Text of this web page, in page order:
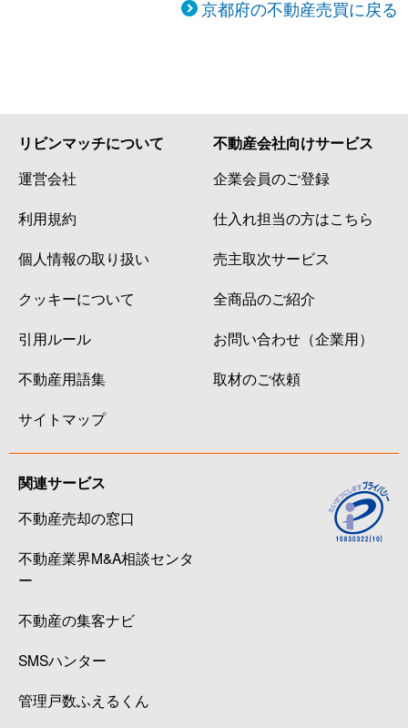
京都府の不動産売買に戻る
リビンマッチについて
運営会社
利用規約
個人情報の取り扱い
クッキーについて
引用ルール
不動産用語集
サイトマップ
不動産会社向けサービス
企業会員のご登録
仕入れ担当の方はこちら
売主取次サービス
全商品のご紹介
お問い合わせ（企業用）
取材のご依頼
関連サービス
不動産売却の窓口
不動産業界M&A相談センタ
ー
不動産の集客ナビ
SMSハンター
管理戸数ふえるくん